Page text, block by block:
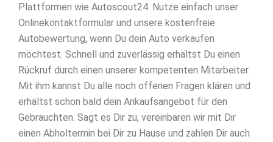
Plattformen wie Autoscout24. Nutze einfach unser
Onlinekontaktformular und unsere kostenfreie
Autobewertung, wenn Du dein Auto verkaufen
möchtest. Schnell und zuverlässig erhältst Du einen
Rückruf durch einen unserer kompetenten Mitarbeiter.
Mit ihm kannst Du alle noch offenen Fragen klären und
erhältst schon bald dein Ankaufsangebot für den
Gebrauchten. Sagt es Dir zu, vereinbaren wir mit Dir
einen Abholtermin bei Dir zu Hause und zahlen Dir auch